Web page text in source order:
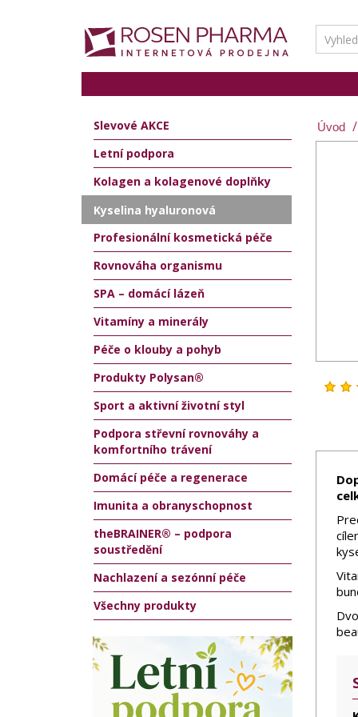
Slevové AKCE
Letní podpora
Kolagen a kolagenové doplňky
Kyselina hyaluronová
Profesionální kosmetická péče
Rovnováha organismu
SPA – domácí lázeň
Vitamíny a minerály
Péče o klouby a pohyb
Produkty Polysan®
Sport a aktivní životní styl
Podpora střevní rovnováhy a
komfortního trávení
Domácí péče a regenerace
Imunita a obranyschopnost
theBRAINER® – podpora
soustředění
Nachlazení a sezónní péče
Všechny produkty